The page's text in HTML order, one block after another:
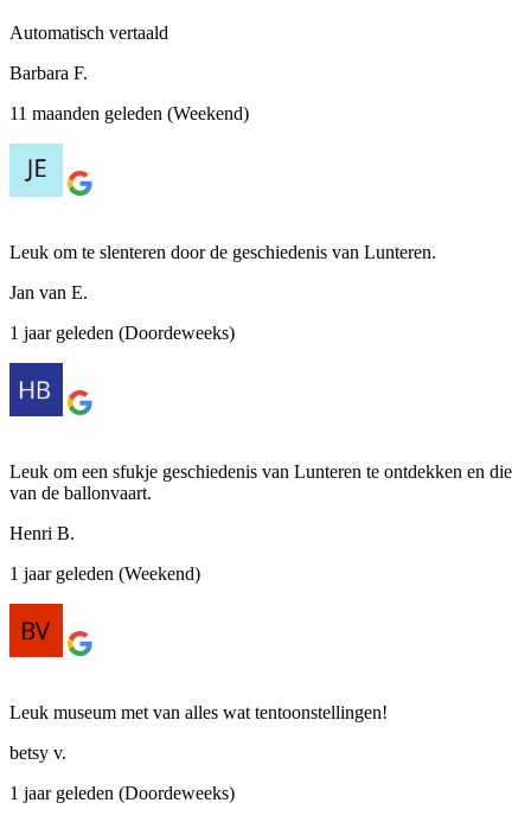
Automatisch vertaald
Barbara F.
11 maanden geleden (Weekend)
Leuk om te slenteren door de geschiedenis van Lunteren.
Jan van E.
1 jaar geleden (Doordeweeks)
Leuk om een sfukje geschiedenis van Lunteren te ontdekken en die
van de ballonvaart.
Henri B.
1 jaar geleden (Weekend)
Leuk museum met van alles wat tentoonstellingen!
betsy v.
1 jaar geleden (Doordeweeks)